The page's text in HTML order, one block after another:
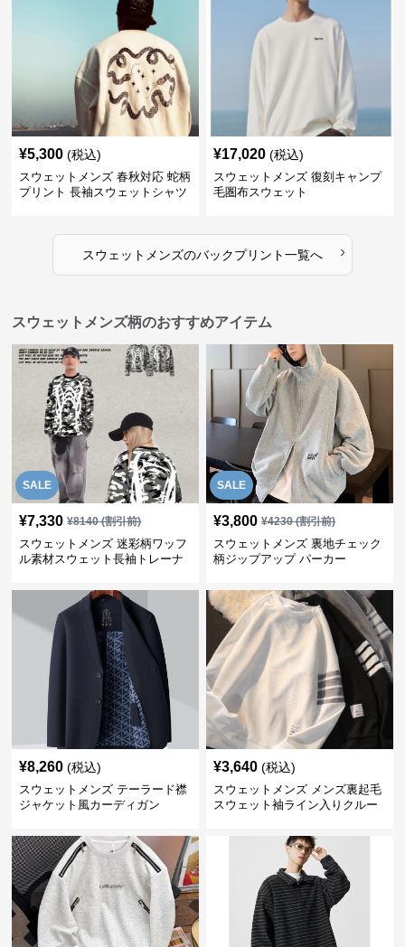
¥5,300 (税込)
スウェットメンズ 春秋対応 蛇柄
プリント 長袖スウェットシャツ
¥17,020 (税込)
スウェットメンズ 復刻キャンプ
毛圏布スウェット
スウェットメンズのバックプリント一覧へ ›
スウェットメンズ柄のおすすめアイテム
SALE
¥7,330 ¥8140(割引前)
スウェットメンズ 迷彩柄ワッフ
ル素材スウェット長袖トレーナ
SALE
¥3,800 ¥4230(割引前)
スウェットメンズ 裏地チェック
柄ジップアップ パーカー
¥8,260 (税込)
スウェットメンズ テーラード襟
ジャケット風カーディガン
¥3,640 (税込)
スウェットメンズ メンズ裏起毛
スウェット袖ライン入りクルー